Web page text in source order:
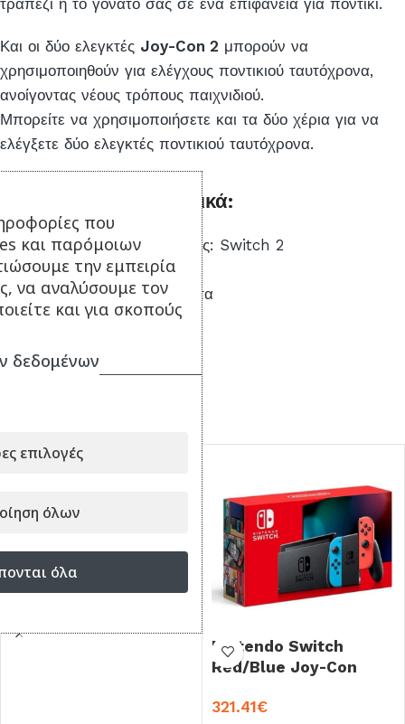
Και οι δύο ελεγκτές Joy-Con 2 μπορούν να
χρησιμοποιηθούν για ελέγχους ποντικιού ταυτόχρονα,
ανοίγοντας νέους τρόπους παιχνιδιού.
Μπορείτε να χρησιμοποιήσετε και τα δύο χέρια για να
ελέγξετε δύο ελεγκτές ποντικιού ταυτόχρονα.
Τεχνικά Χαρακτηριστικά:
Υποστηριζόμενες πλατφόρμες: Switch 2
Τύπος συσκευής: Controller
Μετάδοση σήματος: Ασύρματα
Εγγύηση: 2 έτη
Nintendo Switch
Red/Blue Joy-Con
321.41€
που
και παρόμοιων
την εμπειρία
να αναλύσουμε τον
και για σκοπούς
δεδομένων
επιλογές
όλων
όλα